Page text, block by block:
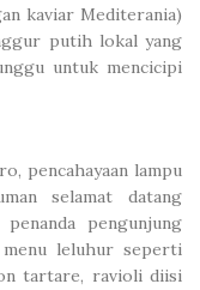
kaviar Mediterania)
putih lokal yang
untuk mencicipi
pencahayaan lampu
selamat datang
pengunjung
leluhur seperti
tartare, ravioli diisi